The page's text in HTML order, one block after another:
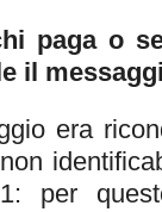
paga o
il
era
per